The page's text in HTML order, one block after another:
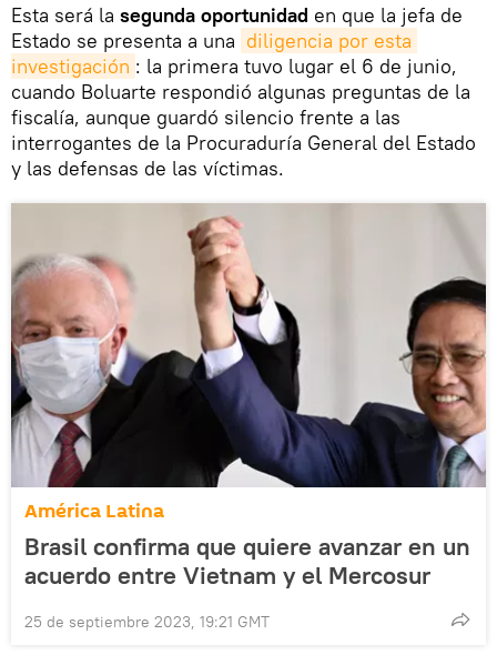
Esta será la segunda oportunidad en que la jefa de
Estado se presenta a una diligencia por esta
investigación : la primera tuvo lugar el 6 de junio,
cuando Boluarte respondió algunas preguntas de la
fiscalía, aunque guardó silencio frente a las
interrogantes de la Procuraduría General del Estado
y las defensas de las víctimas.
América Latina
Brasil confirma que quiere avanzar en un
acuerdo entre Vietnam y el Mercosur
25 de septiembre 2023, 19:21 GMT